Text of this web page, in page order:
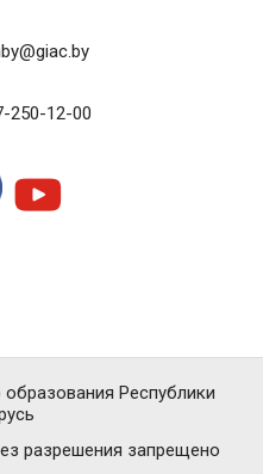
250-12-00
разрешения запрещено
Республики